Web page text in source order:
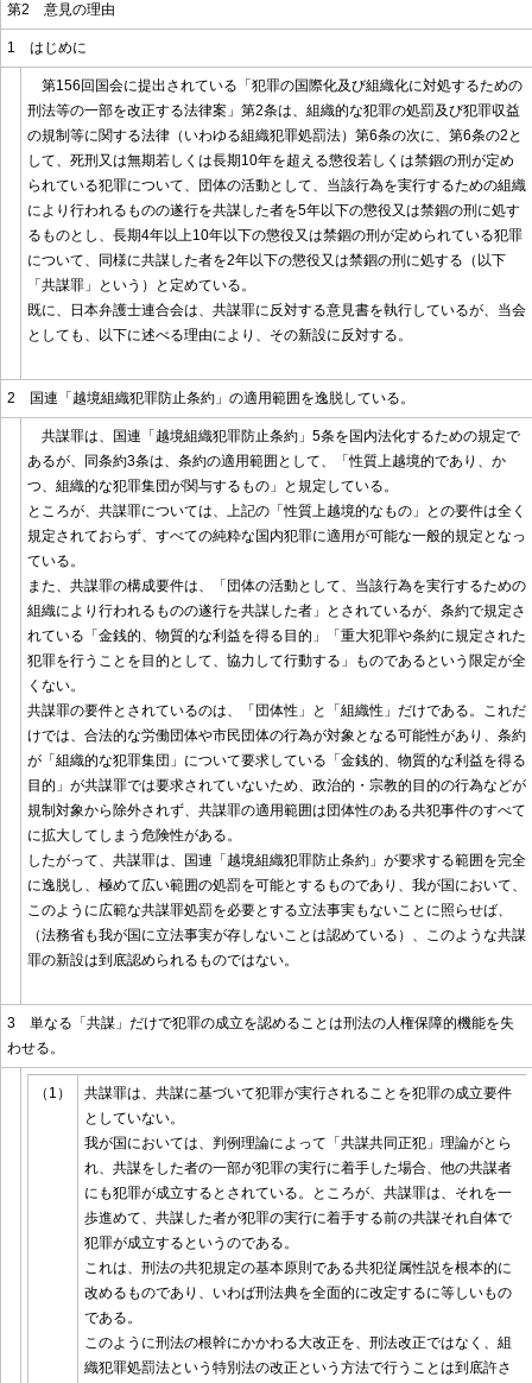
第2 意見の理由
1 はじめに
第156回国会に提出されている「犯罪の国際化及び組織化に対処するための
刑法等の一部を改正する法律案」第2条は、組織的な犯罪の処罰及び犯罪収益
の規制等に関する法律（いわゆる組織犯罪処罰法）第6条の次に、第6条の2と
して、死刑又は無期若しくは長期10年を超える懲役若しくは禁錮の刑が定め
られている犯罪について、団体の活動として、当該行為を実行するための組織
により行われるものの遂行を共謀した者を5年以下の懲役又は禁錮の刑に処す
るものとし、長期4年以上10年以下の懲役又は禁錮の刑が定められている犯罪
について、同様に共謀した者を2年以下の懲役又は禁錮の刑に処する（以下
「共謀罪」という）と定めている。
既に、日本弁護士連合会は、共謀罪に反対する意見書を執行しているが、当会
としても、以下に述べる理由により、その新設に反対する。
2 国連「越境組織犯罪防止条約」の適用範囲を逸脱している。
共謀罪は、国連「越境組織犯罪防止条約」5条を国内法化するための規定で
あるが、同条約3条は、条約の適用範囲として、「性質上越境的であり、か
つ、組織的な犯罪集団が関与するもの」と規定している。
ところが、共謀罪については、上記の「性質上越境的なもの」との要件は全く
規定されておらず、すべての純粋な国内犯罪に適用が可能な一般的規定となっ
ている。
また、共謀罪の構成要件は、「団体の活動として、当該行為を実行するための
組織により行われるものの遂行を共謀した者」とされているが、条約で規定さ
れている「金銭的、物質的な利益を得る目的」「重大犯罪や条約に規定された
犯罪を行うことを目的として、協力して行動する」ものであるという限定が全
くない。
共謀罪の要件とされているのは、「団体性」と「組織性」だけである。これだ
けでは、合法的な労働団体や市民団体の行為が対象となる可能性があり、条約
が「組織的な犯罪集団」について要求している「金銭的、物質的な利益を得る
目的」が共謀罪では要求されていないため、政治的・宗教的目的の行為などが
規制対象から除外されず、共謀罪の適用範囲は団体性のある共犯事件のすべて
に拡大してしまう危険性がある。
したがって、共謀罪は、国連「越境組織犯罪防止条約」が要求する範囲を完全
に逸脱し、極めて広い範囲の処罰を可能とするものであり、我が国において、
このように広範な共謀罪処罰を必要とする立法事実もないことに照らせば、
（法務省も我が国に立法事実が存しないことは認めている）、このような共謀
罪の新設は到底認められるものではない。
3 単なる「共謀」だけで犯罪の成立を認めることは刑法の人権保障的機能を失
わせる。
（1）
共謀罪は、共謀に基づいて犯罪が実行されることを犯罪の成立要件
としていない。
我が国においては、判例理論によって「共謀共同正犯」理論がとら
れ、共謀をした者の一部が犯罪の実行に着手した場合、他の共謀者
にも犯罪が成立するとされている。ところが、共謀罪は、それを一
歩進めて、共謀した者が犯罪の実行に着手する前の共謀それ自体で
犯罪が成立するというのである。
これは、刑法の共犯規定の基本原則である共犯従属性説を根本的に
改めるものであり、いわば刑法典を全面的に改定するに等しいもの
である。
このように刑法の根幹にかかわる大改正を、刑法改正ではなく、組
織犯罪処罰法という特別法の改正という方法で行うことは到底許さ